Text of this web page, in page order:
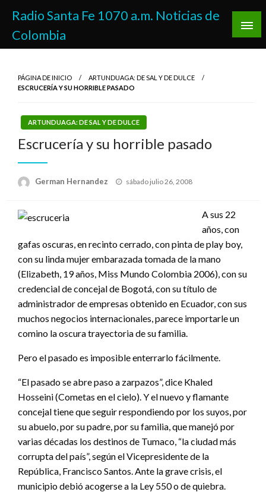
contenido
Radio Santa Fe 1070 a.m. Noticias de
Colombia
PÁGINA DE INICIO
ARTUNDUAGA: DE SAL Y DE DULCE
ESCRUCERÍA Y SU HORRIBLE PASADO
ARTUNDUAGA: DE SAL Y DE DULCE
Escrucería y su horrible pasado
German Hernandez
Publicado
sábado julio 26, 2008
A sus 22
años, con
gafas oscuras, en recinto cerrado, con pinta de play boy,
con su linda mujer embarazada tomada de la mano
(Elizabeth, 19 años, Miss Mundo Colombia 2006), con su
credencial de concejal de Bogotá, con su título de
administrador de empresas obtenido en Ecuador, con sus
muchos negocios internacionales, parece importarle un
comino la oscura trayectoria de su familia.
Pero el pasado es imposible enterrarlo fácilmente.
“El pasado se abre paso a zarpazos”, dice Khaled
Hosseini (Cometas en el cielo). Y el nuevo y flamante
concejal tiene que seguir respondiendo por los suyos, por
su abuelo, por su padre, por su familia, que manejó por
varias décadas los destinos de Tumaco, “la ciudad más
corrupta del país”, según el Vicepresidente de la
República, Francisco Santos. Ante la grave crisis, el
municipio debió acogerse a la Ley 550 o de quiebra.